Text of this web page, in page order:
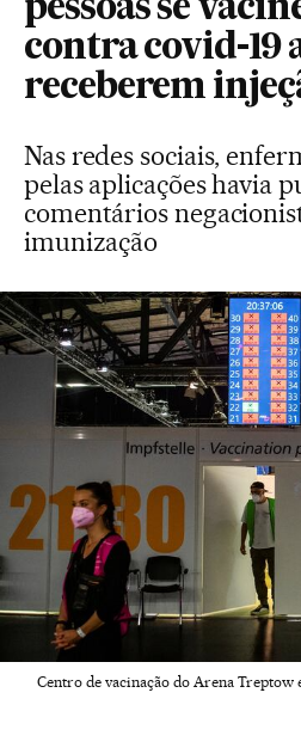
pessoas se
contra covid-19
receberem
Nas redes sociais,
pelas aplicações havia
comentários
imunização
Centro de vacinação do Arena